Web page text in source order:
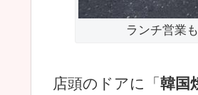
ランチ営業
店頭のドアに「 韓国